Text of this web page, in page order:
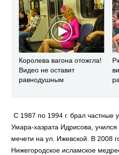
Королева вагона отожгла!
Видео не оставит
равнодушным
С 1987 по 1994 г. брал частные
Умара-хазрата Идрисова,
мечети на ул. Ижевской. В 2008
Нижегородское исламское